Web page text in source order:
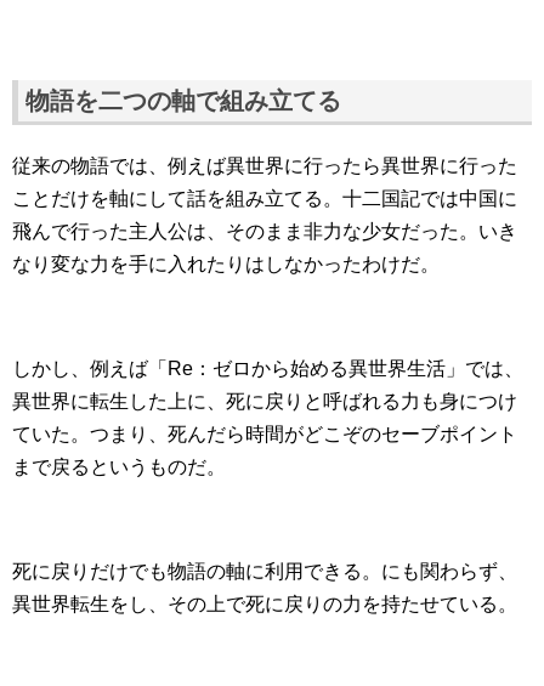
物語を二つの軸で組み立てる
従来の物語では、例えば異世界に行ったら異世界に行った
ことだけを軸にして話を組み立てる。十二国記では中国に
飛んで行った主人公は、そのまま非力な少女だった。いき
なり変な力を手に入れたりはしなかったわけだ。
しかし、例えば「Re：ゼロから始める異世界生活」では、
異世界に転生した上に、死に戻りと呼ばれる力も身につけ
ていた。つまり、死んだら時間がどこぞのセーブポイント
まで戻るというものだ。
死に戻りだけでも物語の軸に利用できる。にも関わらず、
異世界転生をし、その上で死に戻りの力を持たせている。